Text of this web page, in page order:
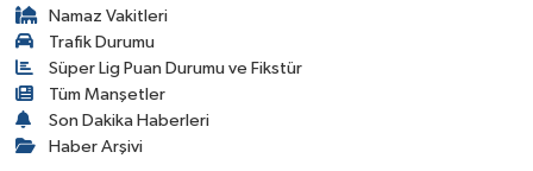
Namaz Vakitleri
Trafik Durumu
Süper Lig Puan Durumu ve Fikstür
Tüm Manşetler
Son Dakika Haberleri
Haber Arşivi